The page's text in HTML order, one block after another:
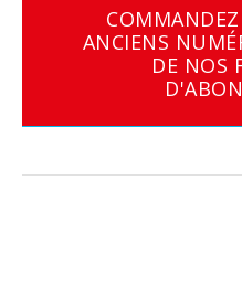
ANCIENS
DE NOS